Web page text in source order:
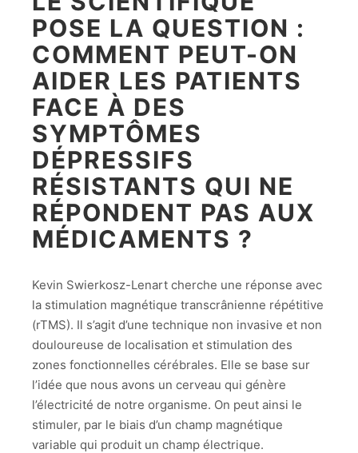
POSE LA QUESTION :
COMMENT PEUT-ON
AIDER LES PATIENTS
FACE À DES
SYMPTÔMES
DÉPRESSIFS
RÉSISTANTS QUI NE
RÉPONDENT PAS AUX
MÉDICAMENTS ?
Kevin Swierkosz-Lenart cherche une réponse avec
la stimulation magnétique transcrânienne répétitive
(rTMS). Il s’agit d’une technique non invasive et non
douloureuse de localisation et stimulation des
zones fonctionnelles cérébrales. Elle se base sur
l’idée que nous avons un cerveau qui génère
l’électricité de notre organisme. On peut ainsi le
stimuler, par le biais d’un champ magnétique
variable qui produit un champ électrique.